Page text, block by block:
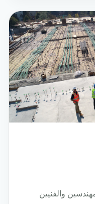
والفنيين